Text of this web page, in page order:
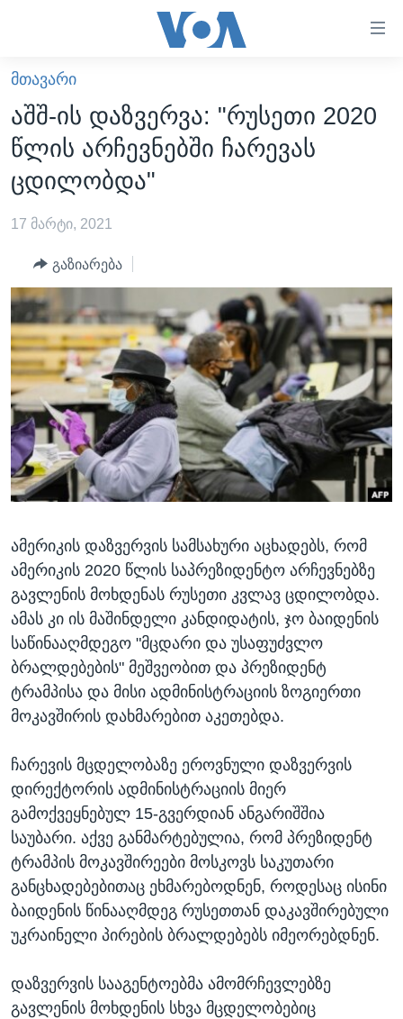
ხელმისაწვდომობისთვის
გადადით
მთავარზე
გადადით
მთავარ
ნავიგაციაზე
გადადით
ძიებაზე
ᲐᲮᲐᲚᲘ ᲐᲛᲑᲔᲑᲘ
ᲡᲐᲥᲐᲠᲗᲕᲔᲚᲝ
ᲐᲨᲨ
ᲐᲨᲨ-ᲘᲡ ᲐᲠᲩᲔᲕᲜᲔᲑᲘ 2024
ᲛᲡᲝᲤᲚᲘᲝ
ᲕᲘᲓᲔᲝᲔᲑᲘ
ᲒᲐᲓᲐᲪᲔᲛᲔᲑᲘ
ᲕᲐᲨᲘᲜᲒᲢᲝᲜᲘ ᲓᲦᲔᲡ
ᲮᲔᲓᲕᲐ ᲕᲐᲨᲘᲜᲒᲢᲝᲜᲘᲓᲐᲜ
ᲡᲢᲣᲓᲘᲐ ᲕᲐᲨᲘᲜᲒᲢᲝᲜᲘ
ᲡᲮᲕᲐ ᲡᲘᲐᲮᲚᲔᲔᲑᲘ
ᲞᲝᲚᲘᲢᲘᲙᲐ
ᲔᲙᲝᲜᲝᲛᲘᲙᲐ
ᲯᲐᲜᲛᲠᲗᲔᲚᲝᲑᲐ
ᲛᲔᲪᲜᲘᲔᲠᲔᲑᲐ
ᲙᲣᲚᲢᲣᲠᲐ
ᲒᲐᲚᲘᲚᲔᲝ
ᲓᲔᲖᲘᲜᲤᲝᲠᲛᲐᲪᲘᲐ
ᲠᲣᲡᲔᲗᲘᲡ ᲨᲔᲭᲠᲐ ᲣᲙᲠᲐᲘᲜᲐᲨᲘ
Learning English
ᲗᲕᲐᲚᲘ ᲒᲕᲐᲓᲔᲕᲜᲔᲗ
ენები
ᲛᲗᲐᲕᲐᲠᲘ
აშშ-ის დაზვერვა: "რუსეთი 2020
წლის არჩევნებში ჩარევას
ცდილობდა"
17 მარტი, 2021
გაზიარება
ამერიკის დაზვერვის სამსახური აცხადებს, რომ
ამერიკის 2020 წლის საპრეზიდენტო არჩევნებზე
გავლენის მოხდენას რუსეთი კვლავ ცდილობდა.
ამას კი ის მაშინდელი კანდიდატის, ჯო ბაიდენის
საწინააღმდეგო "მცდარი და უსაფუძვლო
ბრალდებების" მეშვეობით და პრეზიდენტ
ტრამპისა და მისი ადმინისტრაციის ზოგიერთი
მოკავშირის დახმარებით აკეთებდა.
ჩარევის მცდელობაზე ეროვნული დაზვერვის
დირექტორის ადმინისტრაციის მიერ
გამოქვეყნებულ 15-გვერდიან ანგარიშშია
საუბარი. აქვე განმარტებულია, რომ პრეზიდენტ
ტრამპის მოკავშირეები მოსკოვს საკუთარი
განცხადებებითაც ეხმარებოდნენ, როდესაც ისინი
ბაიდენის წინააღმდეგ რუსეთთან დაკავშირებული
უკრაინელი პირების ბრალდებებს იმეორებდნენ.
დაზვერვის სააგენტოებმა ამომრჩევლებზე
გავლენის მოხდენის სხვა მცდელობებიც